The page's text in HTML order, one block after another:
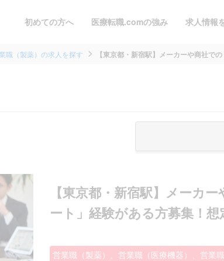
初めての方へ 医療転職.comの強み 求人情報
職（製薬）の求人を探す 【東京都・新宿駅】メーカーや商社で
【東京都・新宿駅】メーカ
ート」経験がある方募集！
営業職（製薬）、営業職（医療機器）、営業